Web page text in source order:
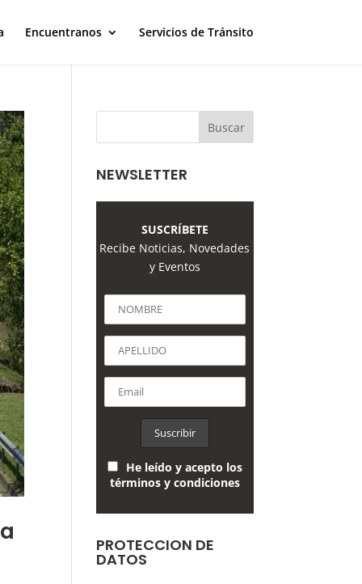
Encuentranos Servicios de Tránsito
NEWSLETTER
SUSCRÍBETE
Recibe Noticias, Novedades
y Eventos
He leído y acepto los
términos y condiciones
PROTECCION DE
DATOS